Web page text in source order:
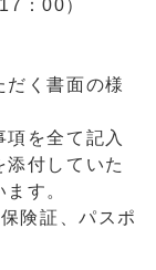
：00）
く書面の様
項を全て記入
付していた
す。
険証、パスポ